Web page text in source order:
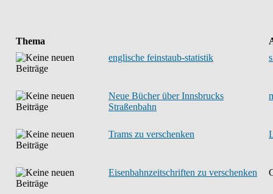
Thema
englische feinstaub-statistik
Neue Bücher über Innsbrucks
Straßenbahn
Trams zu verschenken
Eisenbahnzeitschriften zu verschenken